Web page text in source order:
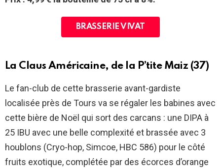
BRASSERIE VIVAT
La Claus Américaine, de la P’tite Maiz (37)
Le fan-club de cette brasserie avant-gardiste
localisée près de Tours va se régaler les babines avec
cette bière de Noël qui sort des carcans : une DIPA à
25 IBU avec une belle complexité et brassée avec 3
houblons (Cryo-hop, Simcoe, HBC 586) pour le côté
fruits exotique, complétée par des écorces d’orange